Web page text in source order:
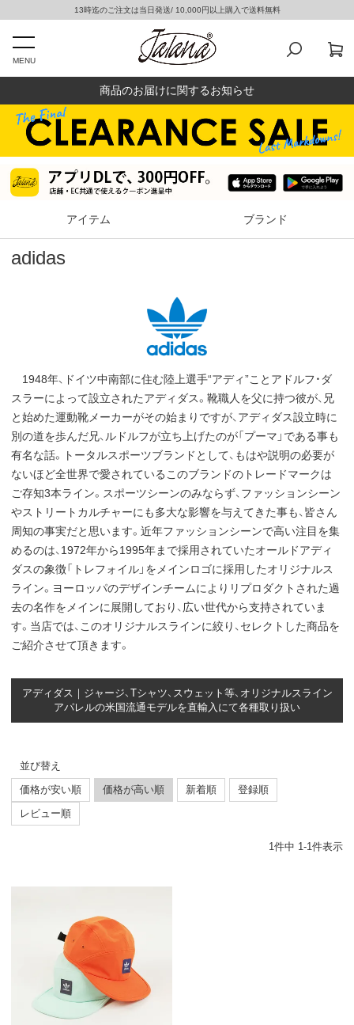
13時迄のご注文は当日発送/ 10,000円以上購入で送料無料
MENU
商品のお届けに関するお知らせ
アイテム ブランド
adidas
1948年、ドイツ中南部に住む陸上選手“アディ”ことアドルフ・ダ
スラーによって設立されたアディダス。靴職人を父に持つ彼が、兄
と始めた運動靴メーカーがその始まりですが、アディダス設立時に
別の道を歩んだ兄、ルドルフが立ち上げたのが「プーマ」である事も
有名な話。トータルスポーツブランドとして、もはや説明の必要が
ないほど全世界で愛されているこのブランドのトレードマークは
ご存知3本ライン。スポーツシーンのみならず、ファッションシーン
やストリートカルチャーにも多大な影響を与えてきた事も、皆さん
周知の事実だと思います。近年ファッションシーンで高い注目を集
めるのは、1972年から1995年まで採用されていたオールドアディ
ダスの象徴「トレフォイル」をメインロゴに採用したオリジナルス
ライン。ヨーロッパのデザインチームによりリプロダクトされた過
去の名作をメインに展開しており、広い世代から支持されていま
す。当店では、このオリジナルスラインに絞り、セレクトした商品を
ご紹介させて頂きます。
アディダス｜ジャージ、Tシャツ、スウェット等、オリジナルスライン
アパレルの米国流通モデルを直輸入にて各種取り扱い
並び替え
価格が安い順
価格が高い順 新着順
登録順
レビュー順
1件中 1-1件表示